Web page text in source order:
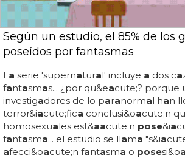
Según un estudio, el 85% de los
poseídos por fantasmas
La serie 'supernatural' incluye a dos ca
fantasmas... ¿por qu&eacute;? porque
investigadores de lo paranormal han
terror&iacute;fica conclusi&oacute;n
homosexuales est&aacute;n pose&ia
fantasma... el estudio se llama "s&ia
afecci&oacute;n fantasma o posesi&oa